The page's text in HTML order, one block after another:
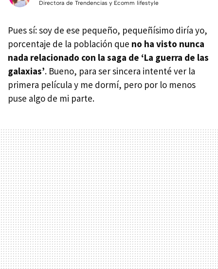
Directora de Trendencias y Ecomm lifestyle
Pues sí: soy de ese pequeño, pequeñísimo diría yo,
porcentaje de la población que no ha visto nunca
nada relacionado con la saga de ‘La guerra de las
galaxias’. Bueno, para ser sincera intenté ver la
primera película y me dormí, pero por lo menos
puse algo de mi parte.